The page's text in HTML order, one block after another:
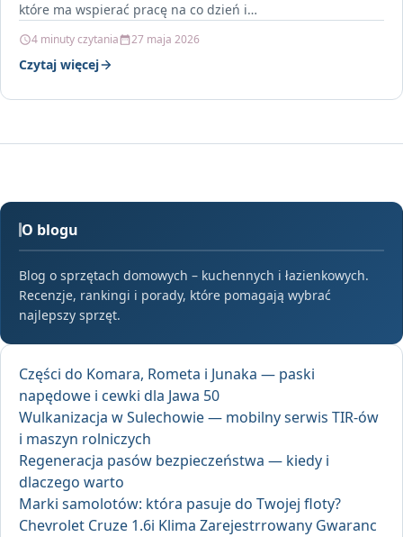
które ma wspierać pracę na co dzień i…
4 minuty czytania 27 maja 2026
Czytaj więcej
O blogu
Blog o sprzętach domowych – kuchennych i łazienkowych.
Recenzje, rankingi i porady, które pomagają wybrać
najlepszy sprzęt.
Części do Komara, Rometa i Junaka — paski
napędowe i cewki dla Jawa 50
Wulkanizacja w Sulechowie — mobilny serwis TIR-ów
i maszyn rolniczych
Regeneracja pasów bezpieczeństwa — kiedy i
dlaczego warto
Marki samolotów: która pasuje do Twojej floty?
Chevrolet Cruze 1.6i Klima Zarejestrrowany Gwaranc